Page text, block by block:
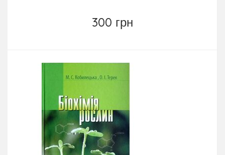
300 грн